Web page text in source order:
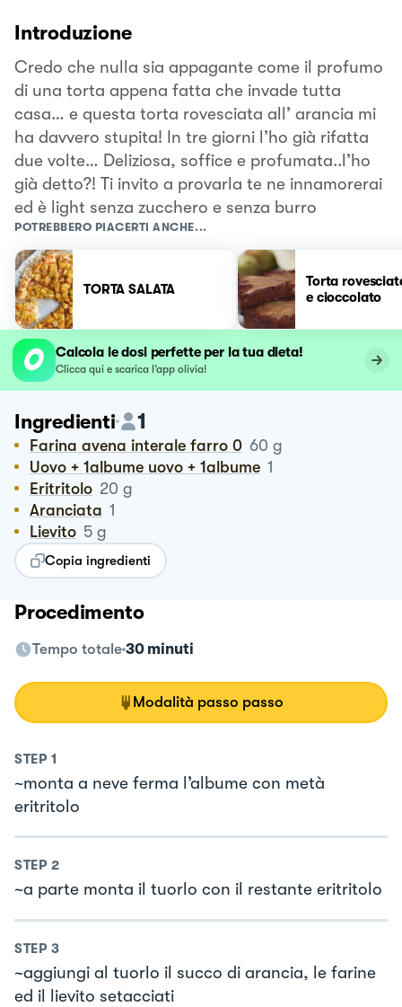
Introduzione
Credo che nulla sia appagante come il profumo
di una torta appena fatta che invade tutta
casa… e questa torta rovesciata all’ arancia mi
ha davvero stupita! In tre giorni l’ho già rifatta
due volte… Deliziosa, soffice e profumata..l’ho
già detto?! Ti invito a provarla te ne innamorerai
ed è light senza zucchero e senza burro
POTREBBERO PIACERTI ANCHE...
TORTA SALATA
Torta
e cioccolato
Calcola le dosi perfette per la tua dieta!
Clicca qui e scarica l’app olivia!
Ingredienti 1
Farina avena interale farro 0 60 g
Uovo + 1albume uovo + 1albume 1
Eritritolo 20 g
Aranciata 1
Lievito 5 g
Copia ingredienti
Procedimento
Tempo totale 30 minuti
Modalità passo passo
STEP 1
~monta a neve ferma l’albume con metà
eritritolo
STEP 2
~a parte monta il tuorlo con il restante eritritolo
STEP 3
~aggiungi al tuorlo il succo di arancia, le farine
ed il lievito setacciati